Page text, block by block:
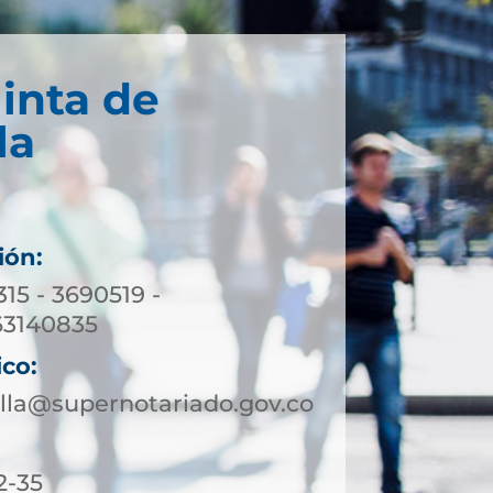
de
- 3690519 -
35